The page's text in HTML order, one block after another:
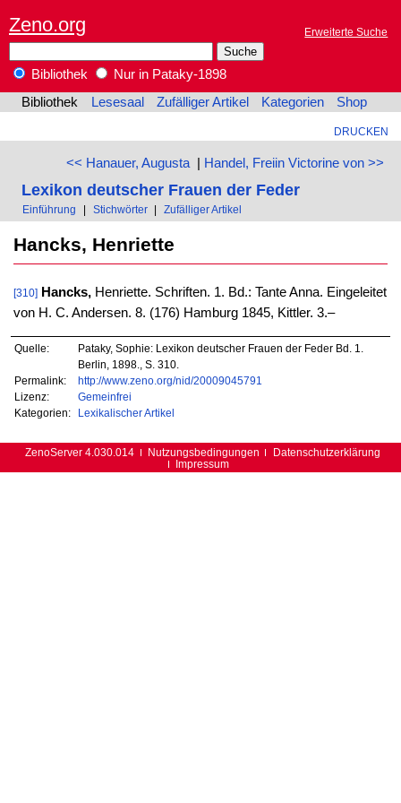
Zeno.org Erweiterte Suche
Bibliothek
Nur in Pataky-1898
Bibliothek
Lesesaal Zufälliger Artikel Kategorien Shop
DRUCKEN
<< Hanauer, Augusta| Handel, Freiin Victorine von >>
Lexikon deutscher Frauen der Feder
Einführung | Stichwörter | Zufälliger Artikel
Hancks, Henriette
[310] Hancks,Henriette. Schriften. 1. Bd.: Tante Anna. Eingeleitet
von H. C. Andersen. 8. (176) Hamburg 1845, Kittler. 3.–
Quelle:
Pataky, Sophie: Lexikon deutscher Frauen der Feder Bd. 1.
Berlin, 1898., S. 310.
Permalink:
http://www.zeno.org/nid/20009045791
Lizenz:
Gemeinfrei
Kategorien:
Lexikalischer Artikel
ZenoServer 4.030.014 Nutzungsbedingungen
Datenschutzerklärung
Impressum